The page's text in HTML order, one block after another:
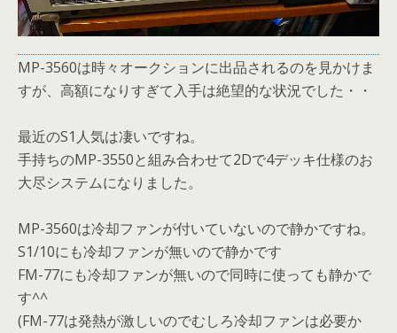
MP-3560は時々オークションに出品されるのを見かけま
すが、高額になりすぎて入手は絶望的な状況でした・・
最近のS1人気は凄いですね。
手持ちのMP-3550と組み合わせて2Dで4デッキ仕様のお
大尽システムになりました。
MP-3560は冷却ファンが付いていないので静かですね。
S1/10にも冷却ファンが無いので静かです
FM-77にも冷却ファンが無いので同時に使っても静かで
す^^
(FM-77は発熱が激しいのでむしろ冷却ファンは必要か